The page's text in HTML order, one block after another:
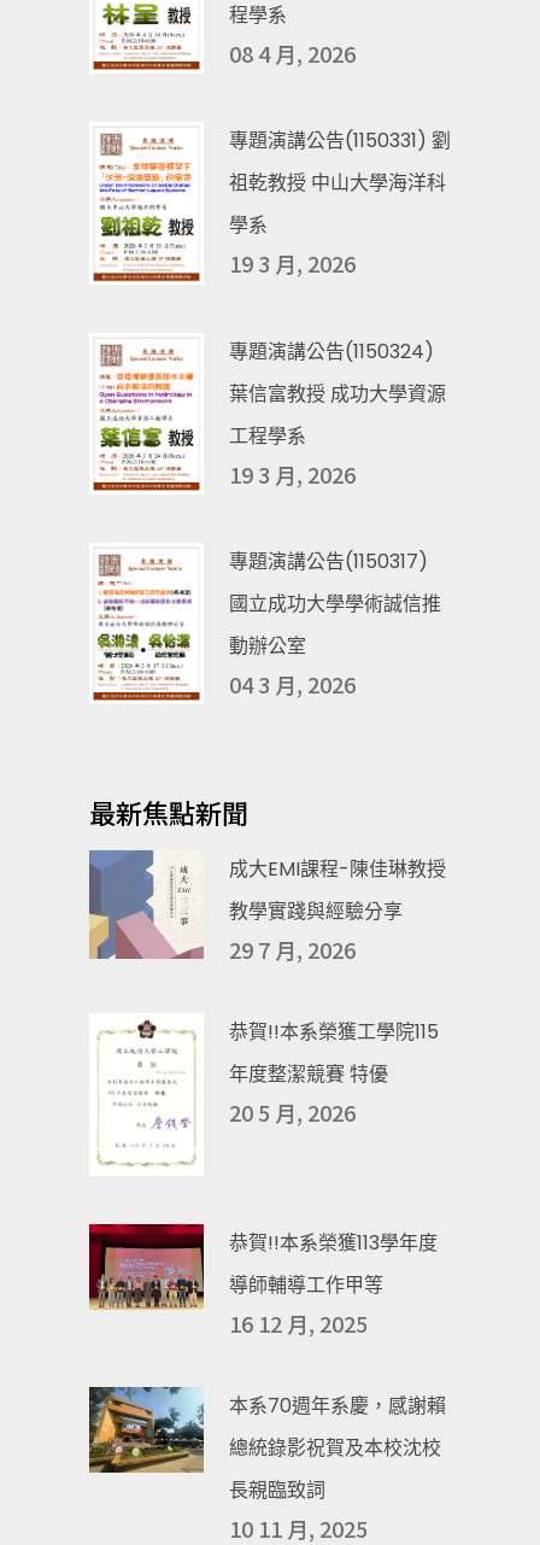
程學系
08 4 月, 2026
專題演講公告(1150331) 劉
祖乾教授 中山大學海洋科
學系
19 3 月, 2026
專題演講公告(1150324)
葉信富教授 成功大學資源
工程學系
19 3 月, 2026
專題演講公告(1150317)
國立成功大學學術誠信推
動辦公室
04 3 月, 2026
最新焦點新聞
成大EMI課程-陳佳琳教授
教學實踐與經驗分享
29 7 月, 2026
恭賀!!本系榮獲工學院115
年度整潔競賽 特優
20 5 月, 2026
恭賀!!本系榮獲113學年度
導師輔導工作甲等
16 12 月, 2025
本系70週年系慶，感謝賴
總統錄影祝賀及本校沈校
長親臨致詞
10 11 月, 2025